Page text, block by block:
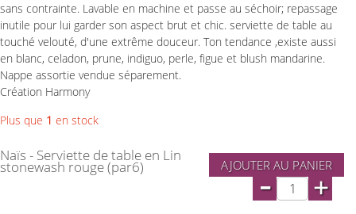
sans contrainte. Lavable en machine et passe au séchoir; repassage
inutile pour lui garder son aspect brut et chic. serviette de table au
touché velouté, d'une extrême douceur. Ton tendance ,existe aussi
en blanc, celadon, prune, indiguo, perle, figue et blush mandarine.
Nappe assortie vendue séparement.
Création Harmony
Plus que 1 en stock
Naïs - Serviette de table en Lin
stonewash rouge (par6) AJOUTER AU PANIER
- +